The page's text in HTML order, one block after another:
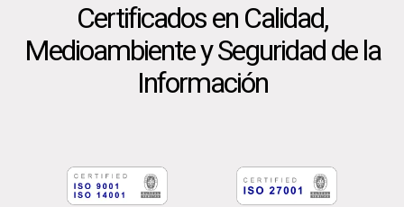
Certificados en Calidad,
Medioambiente y Seguridad de la
Información